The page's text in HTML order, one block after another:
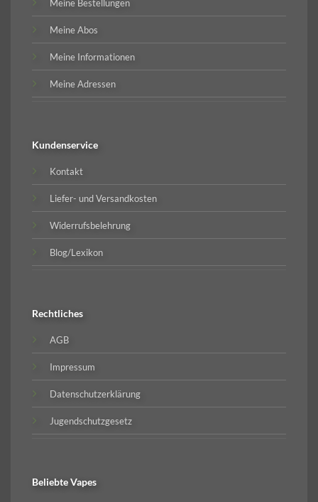
Meine Bestellungen
Meine Abos
Meine Informationen
Meine Adressen
Kundenservice
Kontakt
Liefer- und Versandkosten
Widerrufsbelehrung
Blog/Lexikon
Rechtliches
AGB
Impressum
Datenschutzerklärung
Jugendschutzgesetz
BeliebteVapes